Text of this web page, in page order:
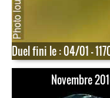
Duel fini le : 04/01 -
Novembre